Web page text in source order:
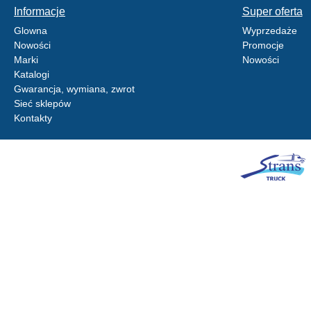
Informacje
Glowna
Nowości
Marki
Katalogi
Gwarancja, wymiana, zwrot
Sieć sklepów
Kontakty
Super oferta
Wyprzedaże
Promocje
Nowości